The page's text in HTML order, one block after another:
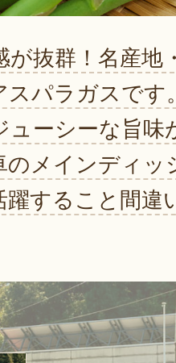
が抜群！名産地
スパラガスです
ューシーな旨味
のメインディッ
躍すること間違